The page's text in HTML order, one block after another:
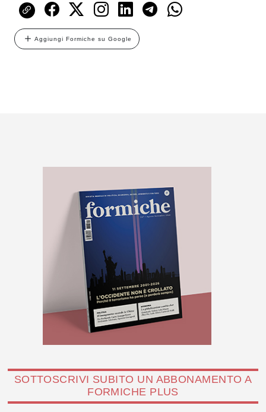
Aggiungi Formiche su Google
SOTTOSCRIVI SUBITO UN ABBONAMENTO A
FORMICHE PLUS